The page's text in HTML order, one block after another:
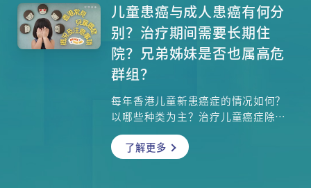
命。究竟如何打造安全防护网？本文
整合医学观点与物理治疗师实证策
略，带您全面掌握防跌要领。
儿童患癌与成人患癌有何分
别？治疗期间需要长期住
院？兄弟姊妹是否也属高危
群组？
每年香港儿童新患癌症的情况如何？
以哪些种类为主？治疗儿童癌症除了
需要医药治疗，心理治疗也很重要，
医疗团队和辅导团队如何合作，协助
了解更多